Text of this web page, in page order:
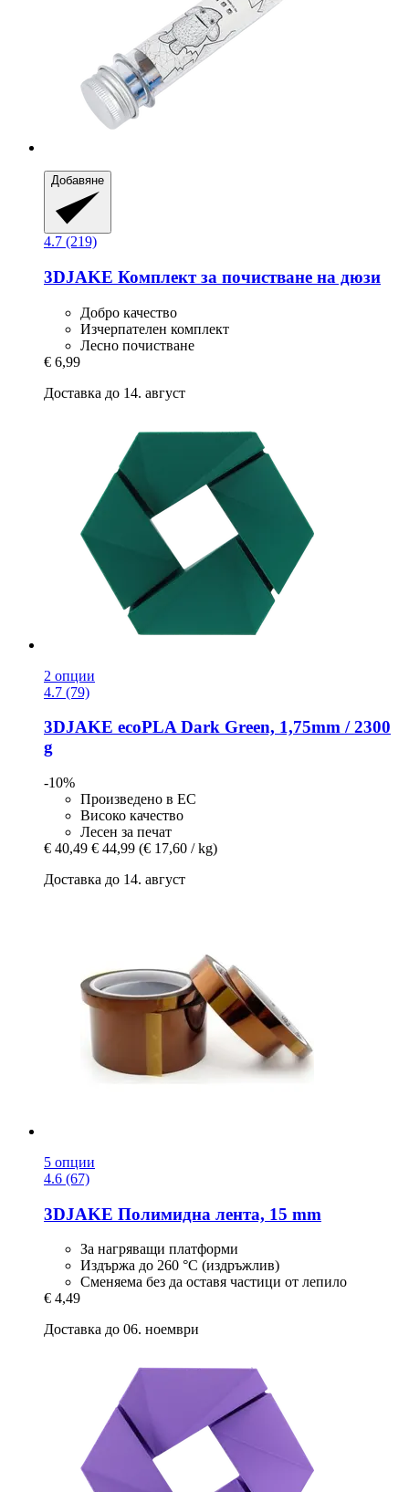
Добавяне
4.7 (219)
3DJAKE Комплект за почистване на дюзи
Добро качество
Изчерпателен комплект
Лесно почистване
€ 6,99
Доставка до 14. август
2 опции
4.7 (79)
3DJAKE ecoPLA Dark Green, 1,75mm / 2300
g
-10%
Произведено в ЕС
Високо качество
Лесен за печат
€ 40,49 € 44,99 (€ 17,60 / kg)
Доставка до 14. август
5 опции
4.6 (67)
3DJAKE Полимидна лента, 15 mm
За нагряващи платформи
Издържа до 260 °C (издръжлив)
Сменяема без да оставя частици от лепило
€ 4,49
Доставка до 06. ноември